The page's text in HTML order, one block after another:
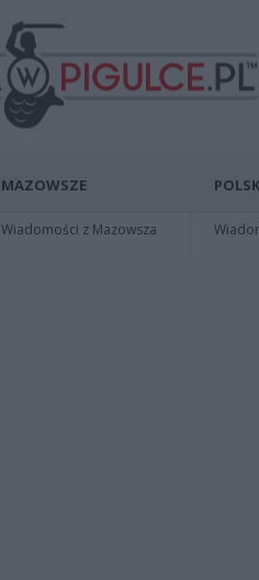
MAZOWSZE
Wiadomości z Mazowsza